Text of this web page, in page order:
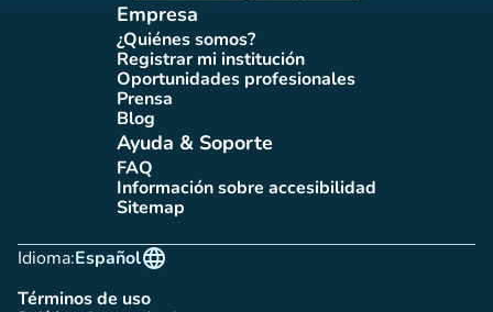
Empresa
¿Quiénes somos?
(nueva pestaña)
Registrar mi institución
(nueva pestaña)
Oportunidades profesionales
(nueva pestaña)
Prensa(nueva pestaña)
Blog(nueva pestaña)
Ayuda & Soporte
FAQ(nueva pestaña)
Información sobre accesibilidad
(nueva pestaña)
Sitemap(nueva pestaña)
Idioma:
language
Español
Términos de uso